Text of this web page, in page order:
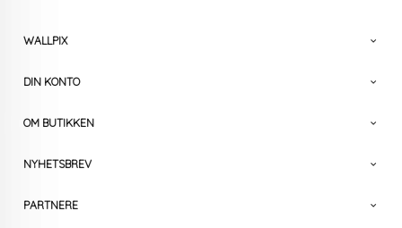
WALLPIX
DIN KONTO
OM BUTIKKEN
NYHETSBREV
PARTNERE